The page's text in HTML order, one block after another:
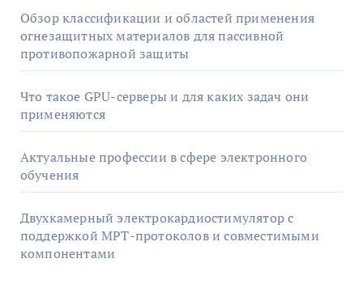
Обзор классификации и областей применения
огнезащитных материалов для пассивной
противопожарной защиты
Что такое GPU-серверы и для каких задач они
применяются
Актуальные профессии в сфере электронного
обучения
Двухкамерный электрокардиостимулятор с
поддержкой МРТ-протоколов и совместимыми
компонентами